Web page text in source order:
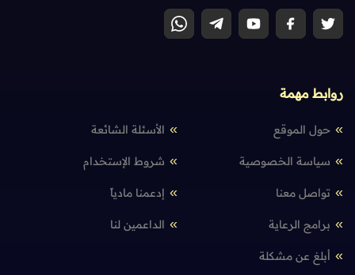
روابط مهمة
حول الموقع الأسئلة الشائعة
سياسة الخصوصية شروط الإستخدام
تواصل معنا إدعمنا مادياً
برامج الرعاية الداعمين لنا
أبلغ عن مشكلة